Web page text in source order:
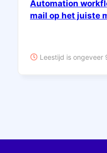
Automation
mail op het juiste
Leestijd is ongeveer